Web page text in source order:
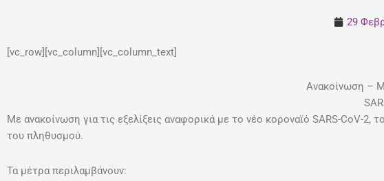
29
[vc_row][vc_column][vc_column_text]
Ανακοίνωση –
Με ανακοίνωση για τις εξελίξεις αναφορικά με το νέο κοροναϊό SARS-CoV-
του πληθυσμού.
Τα μέτρα περιλαμβάνουν: